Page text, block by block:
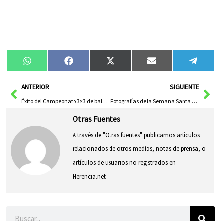
Compartir
en
WhatsAppCompartir
en
FacebookCompartir
en
X
(Twitter)
Compartir
en
Email
en
AntANTERIOR
Éxito del Campeonato 3×3 de baloncesto organizado por los jóvenes de Herencia
SIGUIENTE
Fotografías de la Semana Santa 2012 Herencia
Otras Fuentes
A través de "Otras fuentes" publicamos artículos
relacionados de otros medios, notas de prensa, o
artículos de usuarios no registrados en
Herencia.net